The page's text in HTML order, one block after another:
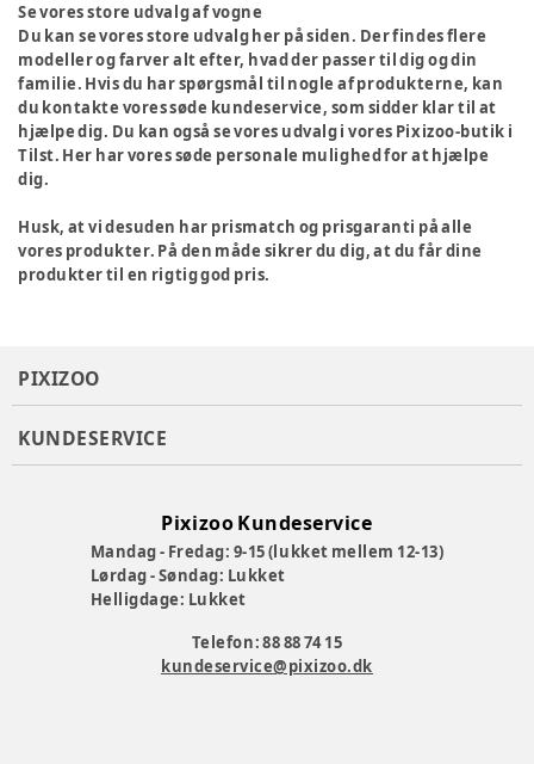
Se vores store udvalg af vogne
Du kan se vores store udvalg her på siden. Der findes flere
modeller og farver alt efter, hvad der passer til dig og din
familie. Hvis du har spørgsmål til nogle af produkterne, kan
du kontakte vores søde kundeservice, som sidder klar til at
hjælpe dig. Du kan også se vores udvalg i vores Pixizoo-butik i
Tilst. Her har vores søde personale mulighed for at hjælpe
dig.
Husk, at vi desuden har prismatch og prisgaranti på alle
vores produkter. På den måde sikrer du dig, at du får dine
produkter til en rigtig god pris.
PIXIZOO
KUNDESERVICE
Pixizoo Kundeservice
Mandag - Fredag: 9-15 (lukket mellem 12-13)
Lørdag - Søndag: Lukket
Helligdage: Lukket
Telefon: 88 88 74 15
kundeservice@pixizoo.dk